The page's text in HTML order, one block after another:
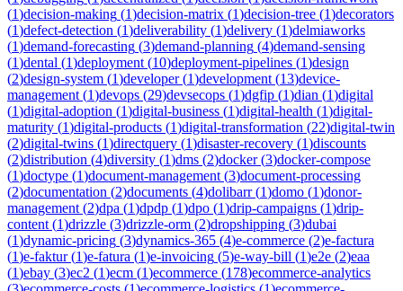
(1)decision-making (1)decision-matrix (1)decision-tree (1)decorators
(1)defect-detection (1)deliverability (1)delivery (1)delmiaworks
(1)demand-forecasting (3)demand-planning (4)demand-sensing
(1)dental (1)deployment (10)deployment-pipelines (1)design
(2)design-system (1)developer(1)development (13)device-
management (1)devops (29)devsecops (1)dgfip (1)dian (1)digital
(1)digital-adoption (1)digital-business (1)digital-health (1)digital-
maturity (1)digital-products (1)digital-transformation (22)digital-twin
(2)digital-twins (1)directquery (1)disaster-recovery (1)discounts
(2)distribution (4)diversity (1)dms (2)docker(3)docker-compose
(1)doctype (1)document-management (3)document-processing
(2)documentation (2)documents (4)dolibarr(1)domo (1)donor-
management (2)dpa (1)dpdp (1)dpo (1)drip-campaigns (1)drip-
content (1)drizzle (3)drizzle-orm (2)dropshipping (3)dubai
(1)dynamic-pricing (3)dynamics-365 (4)e-commerce (2)e-factura
(1)e-faktur(1)e-fatura (1)e-invoicing (5)e-way-bill (1)e2e (2)eaa
(1)ebay (3)ec2 (1)ecm (1)ecommerce (178)ecommerce-analytics